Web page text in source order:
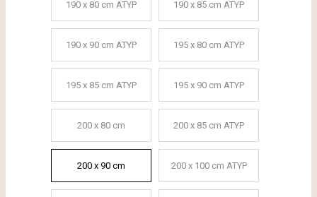
190 x 80 cm ATYP 190 x 85 cm ATYP
190 x 90 cm ATYP 195 x 80 cm ATYP
195 x 85 cm ATYP 195 x 90 cm ATYP
200 x 80 cm 200 x 85 cm ATYP
200 x 90 cm 200 x 100 cm ATYP